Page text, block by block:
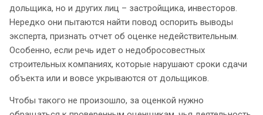
дольщика, но и других лиц – застройщика, инвесторов.
Нередко они пытаются найти повод оспорить выводы
эксперта, признать отчет об оценке недействительным.
Особенно, если речь идет о недобросовестных
строительных компаниях, которые нарушают сроки сдачи
объекта или и вовсе укрываются от дольщиков.
Чтобы такого не произошло, за оценкой нужно